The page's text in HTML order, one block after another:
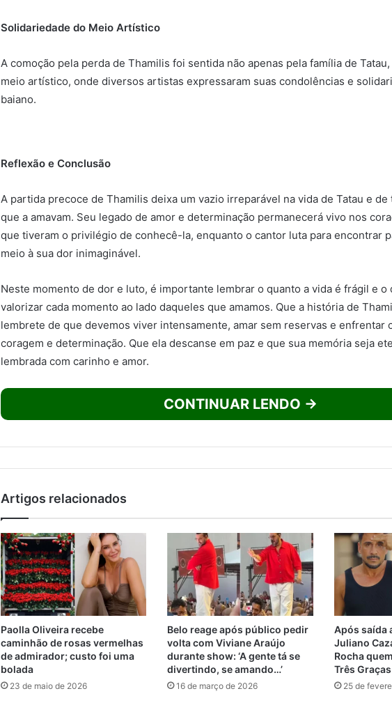
Solidariedade do Meio Artístico
A comoção pela perda de Thamilis foi sentida não apenas pela família de
meio artístico, onde diversos artistas expressaram suas condolências e
baiano.
Reflexão e Conclusão
A partida precoce de Thamilis deixa um vazio irreparável na vida de Tatau e de
que a amavam. Seu legado de amor e determinação permanecerá vivo nos
que tiveram o privilégio de conhecê-la, enquanto o cantor luta para encontrar
meio à sua dor inimaginável.
Neste momento de dor e luto, é importante lembrar o quanto a vida é frágil e o
valorizar cada momento ao lado daqueles que amamos. Que a história de
lembrete de que devemos viver intensamente, amar sem reservas e enfrentar
coragem e determinação. Que ela descanse em paz e que sua memória seja
lembrada com carinho e amor.
CONTINUAR LENDO →
Artigos relacionados
Paolla Oliveira recebe
caminhão de rosas vermelhas
de admirador; custo foi uma
bolada
23 de maio de 2026
Belo reage após público pedir
volta com Viviane Araújo
durante show: ‘A gente tá se
divertindo, se amando…’
16 de março de 2026
Após saída
Juliano
Rocha
Três Graças
25 de